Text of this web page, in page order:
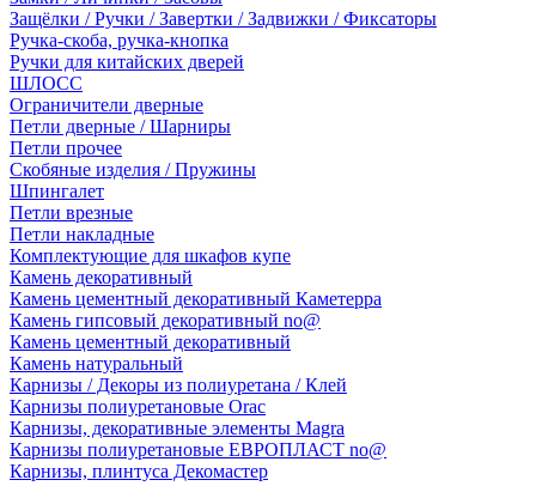
Защёлки / Ручки / Завертки / Задвижки / Фиксаторы
Ручка-скоба, ручка-кнопка
Ручки для китайских дверей
ШЛОСС
Ограничители дверные
Петли дверные / Шарниры
Петли прочее
Скобяные изделия / Пружины
Шпингалет
Петли врезные
Петли накладные
Комплектующие для шкафов купе
Камень декоративный
Камень цементный декоративный Каметерра
Камень гипсовый декоративный no@
Камень цементный декоративный
Камень натуральный
Карнизы / Декоры из полиуретана / Клей
Карнизы полиуретановые Orac
Карнизы, декоративные элементы Magra
Карнизы полиуретановые ЕВРОПЛАСТ no@
Карнизы, плинтуса Декомастер